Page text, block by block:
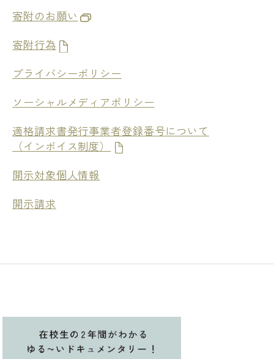
寄附のお願い
寄附行為
プライバシーポリシー
ソーシャルメディアポリシー
適格請求書発行事業者登録番号について
（インボイス制度）
開示対象個人情報
開示請求